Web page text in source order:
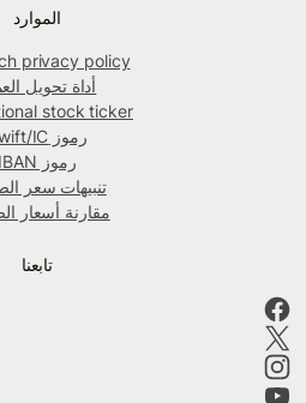
الموارد
privacy policy
أداة تحويل
stock ticker
رموز Swift/IC
رموز IBAN
تنبيهات سعر
مقارنة أسعار
تابعنا